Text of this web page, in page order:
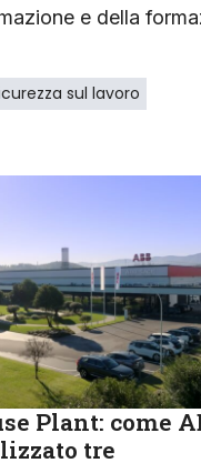
e della
sul lavoro
Plant: come
tre